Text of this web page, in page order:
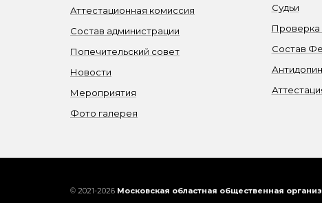
Аттестационная комиссия
Состав администрации
Попечительский совет
Новости
Мероприятия
Фото галерея
Судьи
Проверка
Состав
© 2021-2026 Московская областная общественная